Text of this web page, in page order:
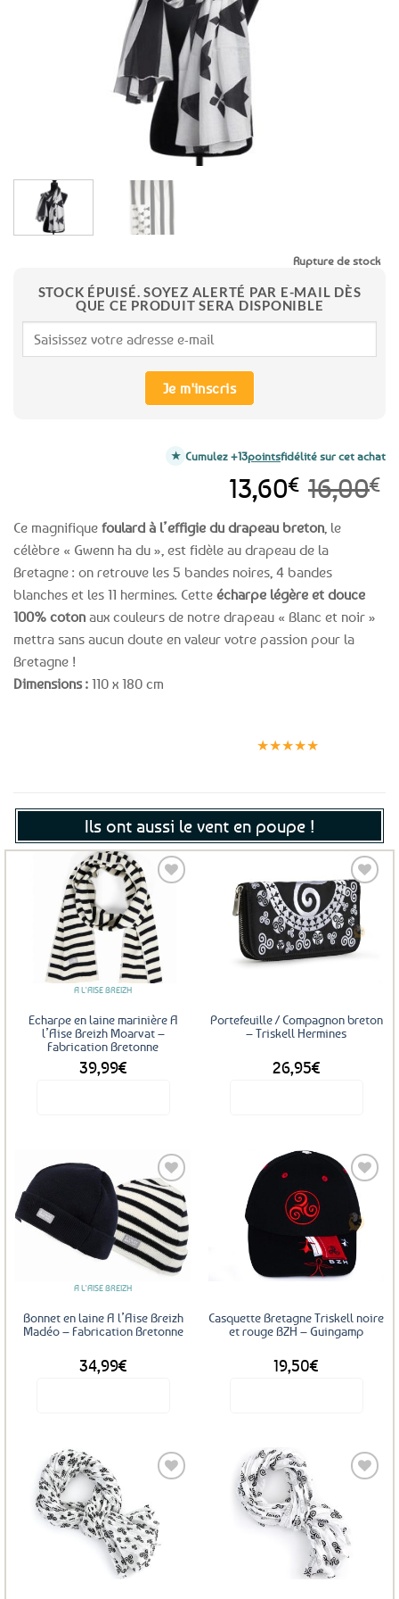
Ce magnifique foulard à l’effigie du drapeau breton , le
célèbre « Gwenn ha du », est fidèle au drapeau de la
Bretagne : on retrouve les 5 bandes noires, 4 bandes
blanches et les 11 hermines. Cette écharpe légère et douce
100% coton aux couleurs de notre drapeau « Blanc et noir »
mettra sans aucun doute en valeur votre passion pour la
Bretagne !
Dimensions : 110 x 180 cm
16,00€
Le
prix
initial
était :
16,00€.
13,60€Le
actuel
est :
13,60€.
Rupture de stock
STOCK ÉPUISÉ. SOYEZ ALERTÉ PAR E-MAIL DÈS
QUE CE PRODUIT SERA DISPONIBLE
Je m'inscris
Cumulez +13pointsfidélité sur cet achat
★★★★★
Ils ont aussi le vent en poupe !
Ajouter
aux
favoris
A L'AISE BREIZH
Echarpe en laine marinière A
l’Aise Breizh Moarvat –
Fabrication Bretonne
39,99€
Ajouter
aux
favoris
Portefeuille / Compagnon breton
– Triskell Hermines
26,95€
Ajouter
aux
favoris
A L'AISE BREIZH
Bonnet en laine A l’Aise Breizh
Madéo – Fabrication Bretonne
34,99€
plusieurs
variations.
Ajouter
aux
favoris
Casquette Bretagne Triskell noire
et rouge BZH – Guingamp
19,50€
Ajouter
aux
favoris
Ajouter
favoris